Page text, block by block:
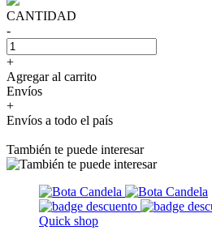
CANTIDAD
-
+
Agregar al carrito
Envíos
+
Envíos a todo el país
También te puede interesar
Quick shop